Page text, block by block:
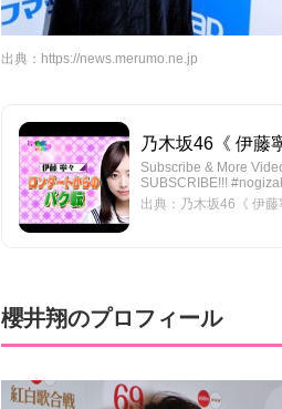
出典： https://news.merumo.ne.jp
乃木坂46《 伊藤
Subscribe & More
SUBSCRIBE!!!
出典：乃木坂46《 伊
櫻井翔のプロフィール